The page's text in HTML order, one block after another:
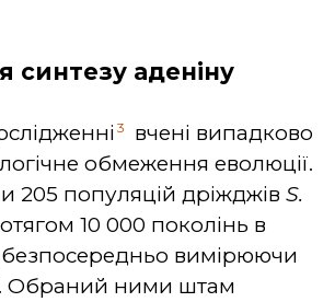
синтезу аденіну
3
вчені випадково
обмеження еволюції.
205 популяцій дріжджів S.
10 000 поколінь в
безпосередньо вимірюючи
Обраний ними штам